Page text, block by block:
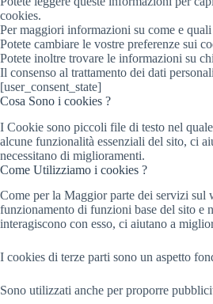
cookies.
Per maggiori informazioni su come e
Potete cambiare le vostre preferenze sui
Potete inoltre trovare le informazioni su
Il consenso al trattamento dei dati
[user_consent_state]
Cosa Sono i cookies ?
I Cookie sono piccoli file di testo nel
alcune funzionalità essenziali del sito, ci
necessitano di miglioramenti.
Come Utilizziamo i cookies ?
Come per la Maggior parte dei servizi
funzionamento di funzioni base del sito e
interagiscono con esso, ci aiutano a
I cookies di terze parti sono un aspetto
Sono utilizzati anche per proporre